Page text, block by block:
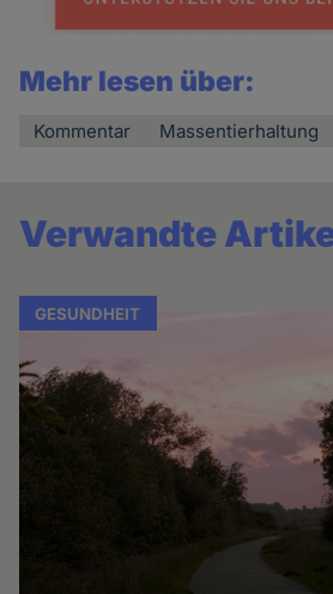
Mehr lesen über:
Kommentar Massentierhaltung
Verwandte
GESUNDHEIT